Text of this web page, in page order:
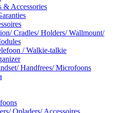
& Accessories
Cradles/ Holders/ Wallmount/
/ Walkie-talkie
Handfrees/ Microfoons
Opladers/ Accessoires